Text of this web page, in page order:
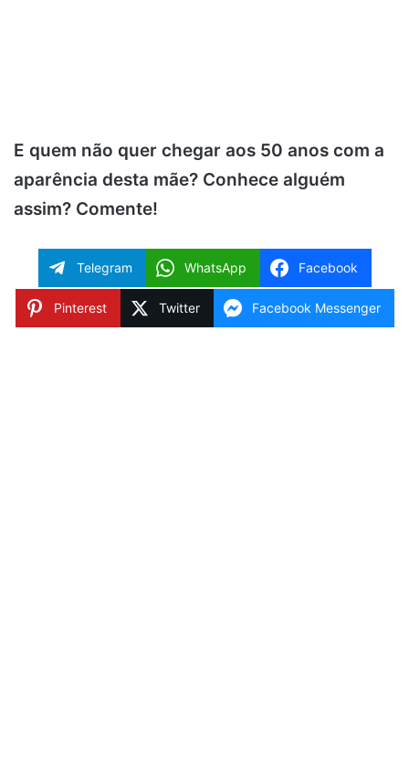
E quem não quer chegar aos 50 anos com a
aparência desta mãe? Conhece alguém
assim? Comente!
Telegram WhatsApp Facebook
Pinterest Twitter Facebook Messenger